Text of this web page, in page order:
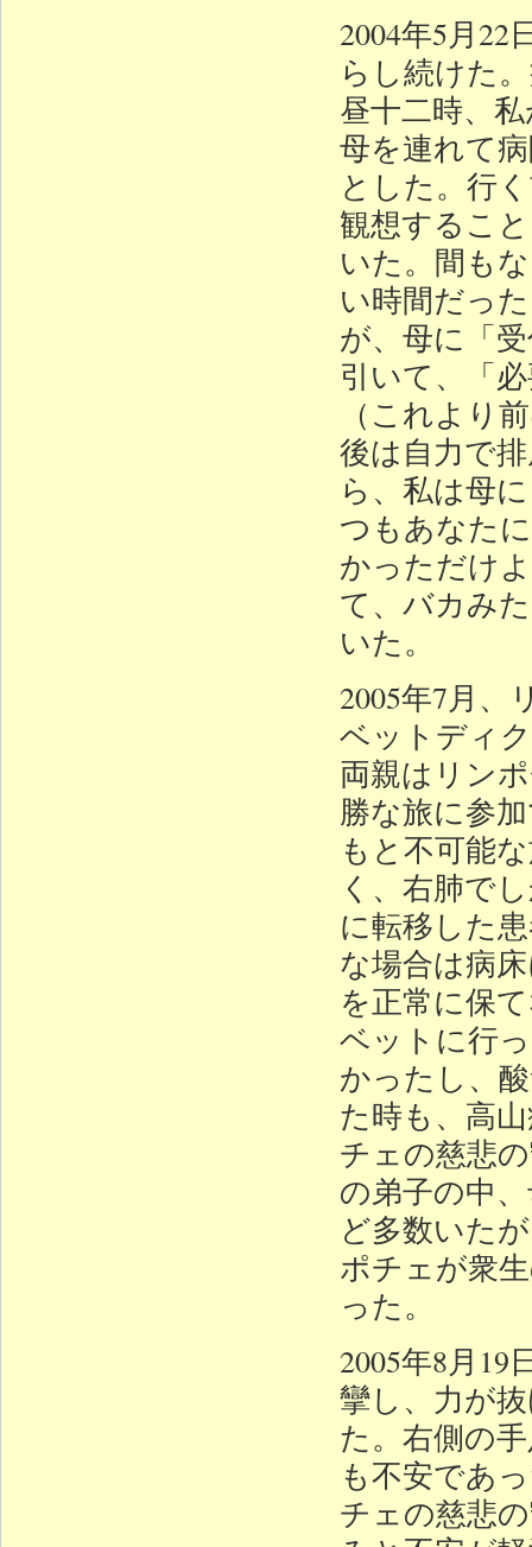
2004年5月
らし続けた
昼十二時、
母を連れて
とした。行
観想するこ
いた。間も
い時間だっ
が、母に「
引いて、「
（これより
後は自力で
ら、私は母
つもあなた
かっただけ
て、バカみ
いた。
2005年7月、
ベットディ
両親はリン
勝な旅に参
もと不可能
く、右肺で
に転移した
な場合は病
を正常に保
ベットに行
かったし、
た時も、高
チェの慈悲
の弟子の中
ど多数いた
ポチェが衆
った。
2005年8月19
攣し、力が
た。右側の
も不安であ
チェの慈悲